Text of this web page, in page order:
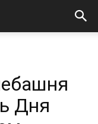
Дня